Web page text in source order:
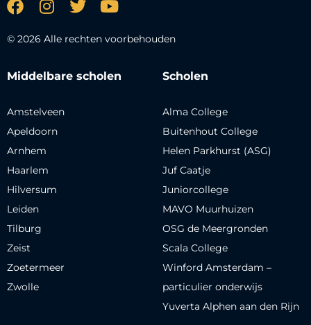
© 2026 Alle rechten voorbehouden
Middelbare scholen
Amstelveen
Apeldoorn
Arnhem
Haarlem
Hilversum
Leiden
Tilburg
Zeist
Zoetermeer
Zwolle
Scholen
Alma College
Buitenhout College
Helen Parkhurst (ASG)
Juf Caatje
Juniorcollege
MAVO Muurhuizen
OSG de Meergronden
Scala College
Winford Amsterdam –
particulier onderwijs
Yuverta Alphen aan den Rijn